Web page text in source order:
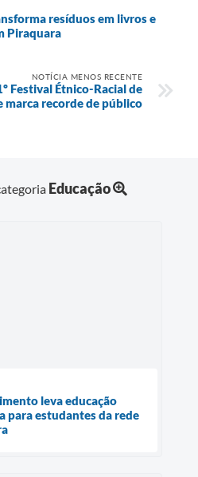
resíduos em livros e
Piraquara
NOTÍCIA MENOS RECENTE
Festival Étnico-Racial de
marca recorde de público
Educação
leva educação
para estudantes da rede